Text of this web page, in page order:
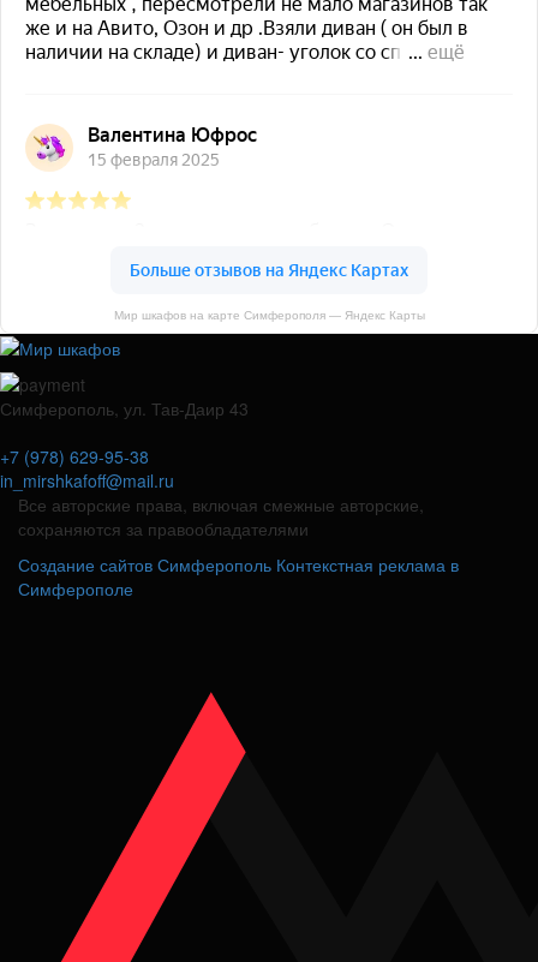
Мир шкафов на карте Симферополя — Яндекс Карты
Симферополь, ул. Тав-Даир 43
+7 (978) 629-95-38
in_mirshkafoff@mail.ru
Все авторские права, включая смежные авторские,
сохраняются за правообладателями
Создание сайтов Симферополь Контекстная реклама в
Симферополе